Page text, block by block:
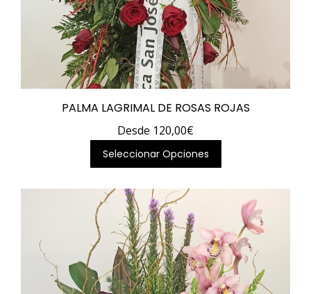
PALMA LAGRIMAL DE ROSAS ROJAS
Desde 120,00€
Seleccionar Opciones
producto
tiene
múltiples
variantes.
Las
opciones
se